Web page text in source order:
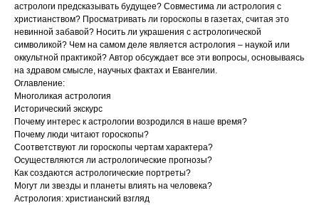
астрологи предсказывать будущее? Совместима ли астрология с
христианством? Просматривать ли гороскопы в газетах, считая это
невинной забавой? Носить ли украшения с астрологической
символикой? Чем на самом деле является астрология – наукой или
оккультной практикой? Автор обсуждает все эти вопросы, основываясь
на здравом смысле, научных фактах и Евангелии.
Оглавление:
Многоликая астрология
Исторический экскурс
Почему интерес к астрологии возродился в наше время?
Почему люди читают гороскопы?
Соответствуют ли гороскопы чертам характера?
Осуществляются ли астрологические прогнозы?
Как создаются астрологические портреты?
Могут ли звезды и планеты влиять на человека?
Астрология: христианский взгляд